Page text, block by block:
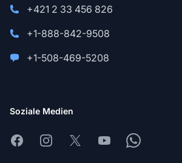
+421 2 33 456 826
+1-888-842-9508
+1-508-469-5208
Soziale Medien
FacebookInstagram
X YoutubeWhatsapp